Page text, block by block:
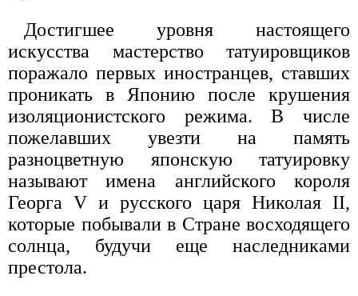
Достигшее уровня настоящего
искусства мастерство татуировщиков
поражало первых иностранцев, ставших
проникать в Японию после крушения
изоляционистского режима. В числе
пожелавших увезти на память
разноцветную японскую татуировку
называют имена английского короля
Георга V и русского царя Николая II,
которые побывали в Стране восходящего
солнца, будучи еще наследниками
престола.